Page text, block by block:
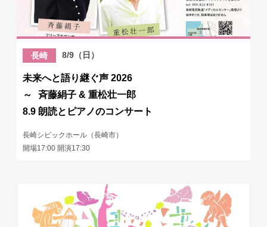
長崎 8/9（日）
未来へと語り継ぐ声 2026
～ 斉藤絹子 & 重松壮一郎
8.9 朗読とピアノのコンサート
長崎シビックホール（長崎市）
開場17:00 開演17:30